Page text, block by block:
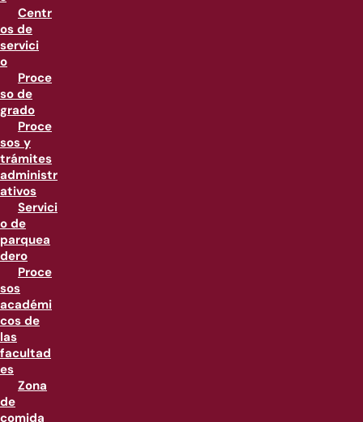
Centr
os de
servici
o
Proce
so de
grado
Proce
sos y
trámites
administr
ativos
Servici
o de
parquea
dero
Proce
sos
académi
cos de
las
facultad
es
Zona
de
comida